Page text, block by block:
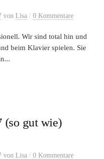
von Lisa / 0 Kommentare
Wir sind total hin und
beim Klavier spielen. Sie
(so gut wie)
von Lisa / 0 Kommentare